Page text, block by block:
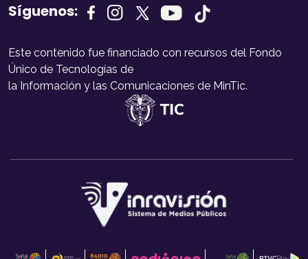
Síguenos:
Este contenido fue financiado con recursos del Fondo
Único de Tecnologías de
la Información y las Comunicaciones de MinTic.